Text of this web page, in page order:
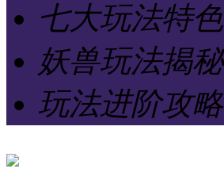
七大玩法特色
妖兽玩法揭秘
玩法进阶攻略